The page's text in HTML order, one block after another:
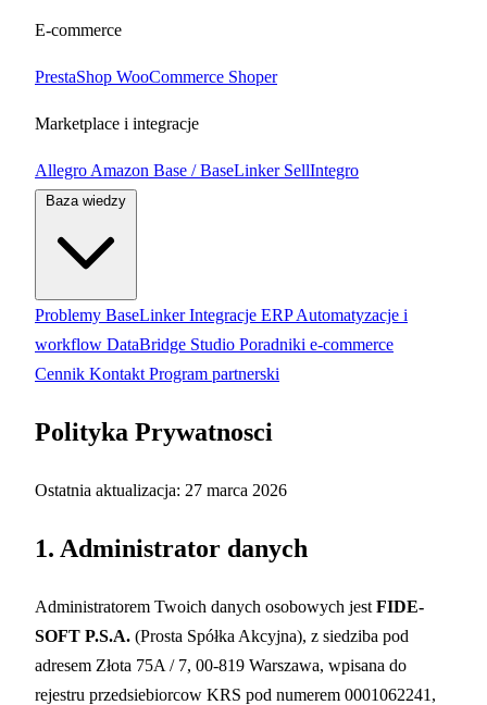
E-commerce
PrestaShop WooCommerce Shoper
Marketplace i integracje
Allegro Amazon Base / BaseLinker SellIntegro
Problemy BaseLinkerIntegracje ERPAutomatyzacje i
workflow DataBridge Studio Poradniki e-commerce
Cennik Kontakt Program partnerski
Polityka Prywatnosci
Ostatnia aktualizacja: 27 marca 2026
1. Administrator danych
Administratorem Twoich danych osobowych jest FIDE-
SOFT P.S.A. (Prosta Spółka Akcyjna), z siedziba pod
adresem Złota 75A / 7, 00-819 Warszawa, wpisana do
rejestru przedsiebiorcow KRS pod numerem 0001062241,